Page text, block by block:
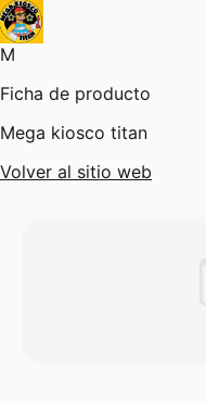
M
Ficha de producto
Mega kiosco titan
Volver al sitio web